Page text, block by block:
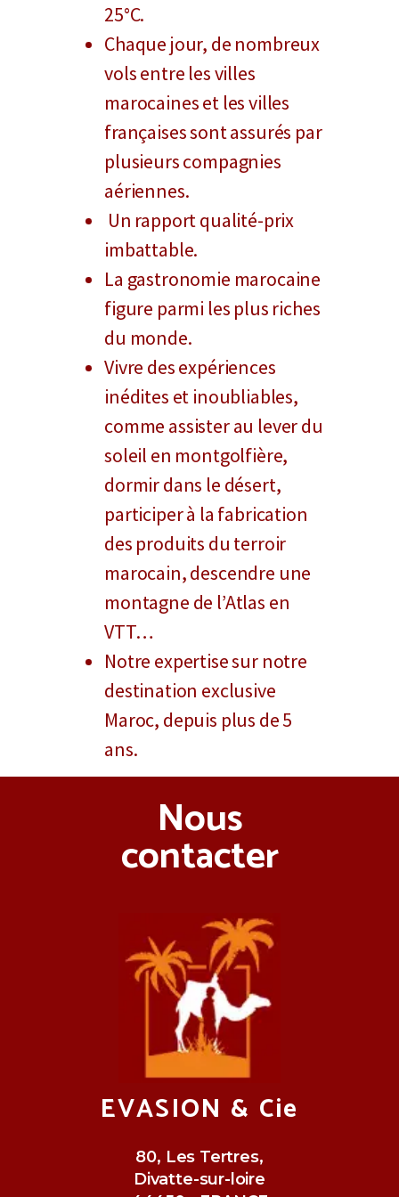
25°C.
Chaque jour, de nombreux
vols entre les villes
marocaines et les villes
françaises sont assurés par
plusieurs compagnies
aériennes.
Un rapport qualité-prix
imbattable.
La gastronomie marocaine
figure parmi les plus riches
du monde.
Vivre des expériences
inédites et inoubliables,
comme assister au lever du
soleil en montgolfière,
dormir dans le désert,
participer à la fabrication
des produits du terroir
marocain, descendre une
montagne de l’Atlas en
VTT…
Notre expertise sur notre
destination exclusive
Maroc, depuis plus de 5
ans.
Nous
contacter
EVASION & Cie
80, Les Tertres,
Divatte-sur-loire